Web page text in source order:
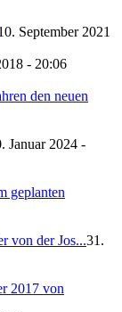
September 2021
- 20:06
den neuen
Januar 2024 -
geplanten
von der Jos...31.
2017 von